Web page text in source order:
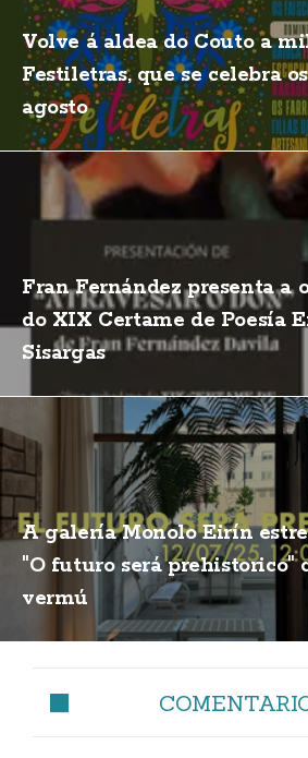
Volve á aldea do Couto a
Festiletras, que se celebra
agosto
Fran Fernández presenta a
do XIX Certame de Poesía
Sisargas
A galería Monolo Eirín
"O futuro será prehistorico"
vermú